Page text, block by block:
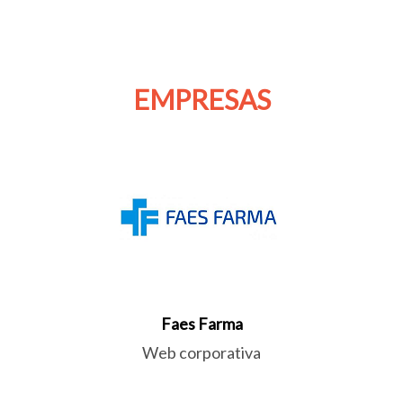
EMPRESAS
Faes Farma
Web corporativa